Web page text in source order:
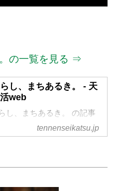
の一覧を見る ⇒
し、まちあるき。 - 天
web
し、まちあるき。 の記事
tennenseikatsu.jp